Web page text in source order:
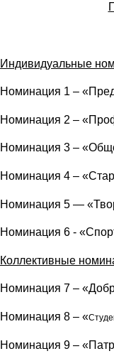
Индивидуальные
Номинация 1 –
Номинация 2 –
Номинация 3 –
Номинация 4 –
Номинация 5 —
Номинация 6 -
Коллективные
Номинация 7 –
Номинация 8 – «
Номинация 9 –